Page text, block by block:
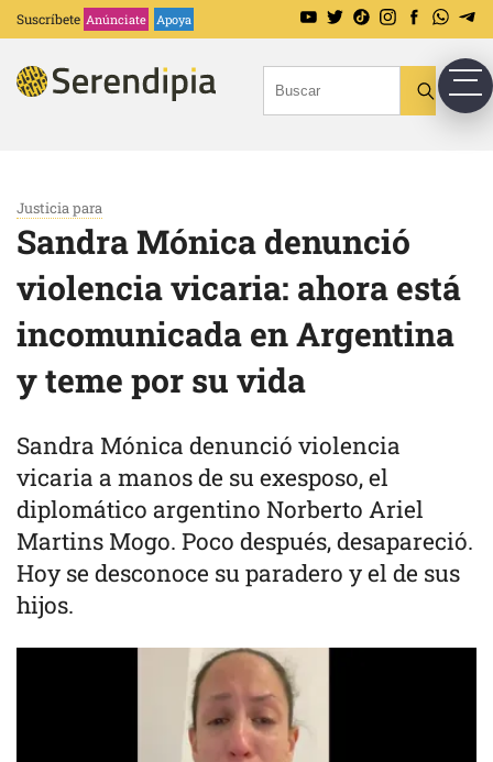
Suscríbete Anúnciate Apoya
Justicia para
Sandra Mónica denunció
violencia vicaria: ahora está
incomunicada en Argentina
y teme por su vida
Sandra Mónica denunció violencia
vicaria a manos de su exesposo, el
diplomático argentino Norberto Ariel
Martins Mogo. Poco después, desapareció.
Hoy se desconoce su paradero y el de sus
hijos.